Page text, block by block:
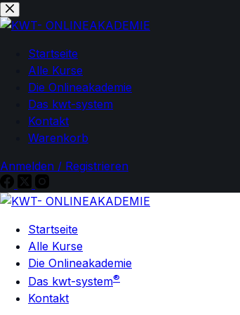
Zum
Inhalt
Zum
Inhalt
Startseite
Alle Kurse
Die Onlineakademie
Das kwt-system
Kontakt
Warenkorb
Anmelden / Registrieren
Startseite
Alle Kurse
Die Onlineakademie
Das kwt-system®
Kontakt